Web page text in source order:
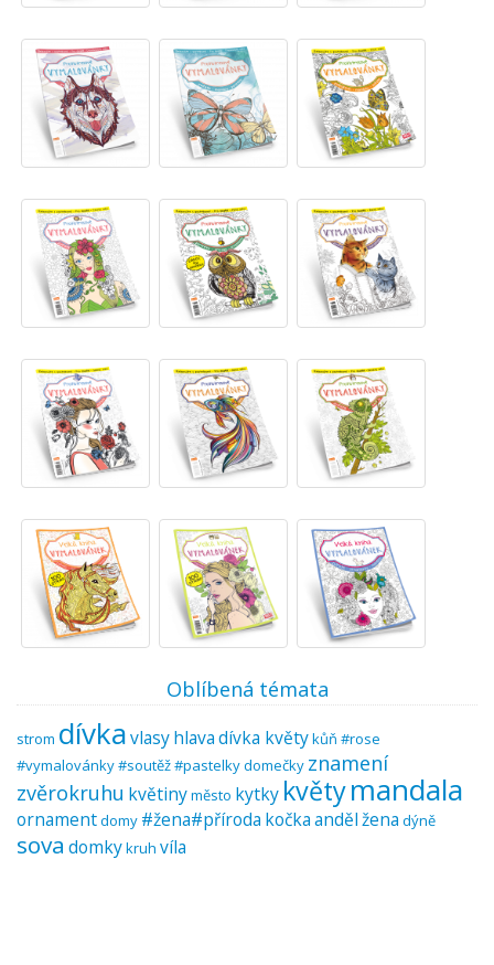
Oblíbená témata
strom dívkavlasyhlavadívka květykůň #rose
#vymalovánky #soutěž #pastelkydomečky znamení
zvěrokruhu květinyměsto kytky květymandala
ornamentdomy #žena#příroda kočkaandělžena dýně
sova domkykruh víla